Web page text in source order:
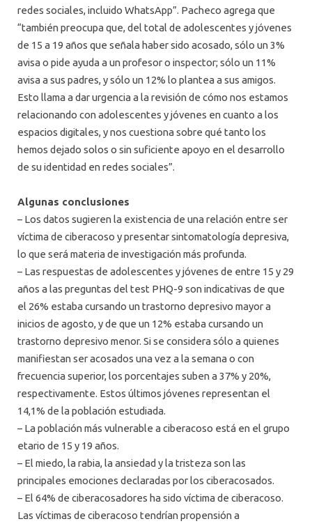
redes sociales, incluido WhatsApp”. Pacheco agrega que
“también preocupa que, del total de adolescentes y jóvenes
de 15 a 19 años que señala haber sido acosado, sólo un 3%
avisa o pide ayuda a un profesor o inspector; sólo un 11%
avisa a sus padres, y sólo un 12% lo plantea a sus amigos.
Esto llama a dar urgencia a la revisión de cómo nos estamos
relacionando con adolescentes y jóvenes en cuanto a los
espacios digitales, y nos cuestiona sobre qué tanto los
hemos dejado solos o sin suficiente apoyo en el desarrollo
de su identidad en redes sociales”.
Algunas conclusiones
– Los datos sugieren la existencia de una relación entre ser
víctima de ciberacoso y presentar sintomatología depresiva,
lo que será materia de investigación más profunda.
– Las respuestas de adolescentes y jóvenes de entre 15 y 29
años a las preguntas del test PHQ-9 son indicativas de que
el 26% estaba cursando un trastorno depresivo mayor a
inicios de agosto, y de que un 12% estaba cursando un
trastorno depresivo menor. Si se considera sólo a quienes
manifiestan ser acosados una vez a la semana o con
frecuencia superior, los porcentajes suben a 37% y 20%,
respectivamente. Estos últimos jóvenes representan el
14,1% de la población estudiada.
– La población más vulnerable a ciberacoso está en el grupo
etario de 15 y 19 años.
– El miedo, la rabia, la ansiedad y la tristeza son las
principales emociones declaradas por los ciberacosados.
– El 64% de ciberacosadores ha sido víctima de ciberacoso.
Las víctimas de ciberacoso tendrían propensión a